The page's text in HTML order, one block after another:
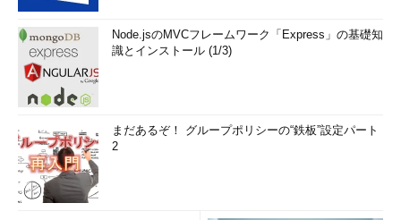
また、コントロールパネルの「システムのプロパティ」
（Sysdm.cpl）を開き、「詳細設定」タブの「ユーザープロファ
イル」にある「設定」をクリックして、削除したローカルアカウ
ント（不明なアカウント）のユーザープロファイルを削除します
画面6）。
Node.jsのMVCフレームワーク「Express」の基礎知
識とインストール (1/3)
まだあるぞ！ グループポリシーの“鉄板”設定パート
2